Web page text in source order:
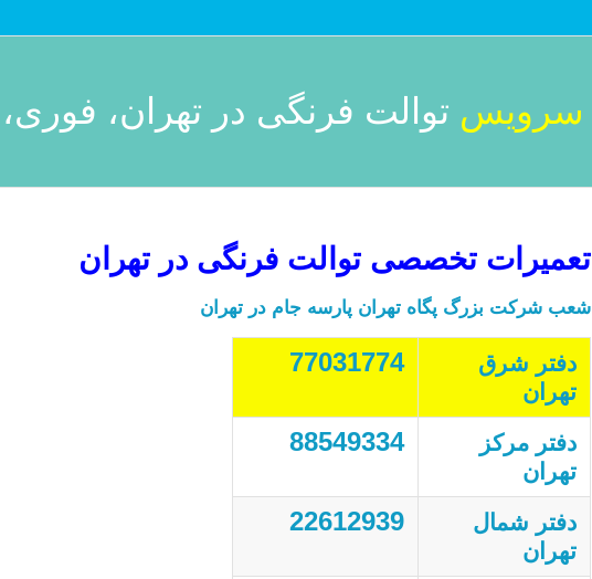
سرویس توالت فرنگی در تهران،
تعمیرات تخصصی توالت فرنگی در تهران
شعب شرکت بزرگ پگاه تهران پارسه جام در تهران
دفتر شرق
تهران
77031774
دفتر مرکز
تهران
88549334
دفتر شمال
تهران
22612939